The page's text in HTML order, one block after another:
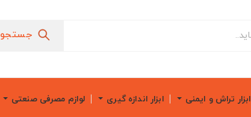
جستجو
ابزار تراش و ایمنی ابزار اندازه گیری لوازم مصرفی صنعتی